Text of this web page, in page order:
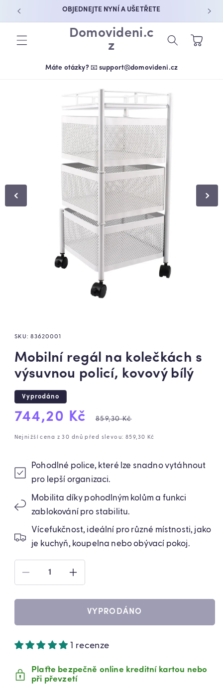
PŘEJÍT K
OBJEDNEJTE NYNÍ A UŠETŘETE
Domovideni.c
z
Košík
Máte otázky? 📧 support@domovideni.cz
SKU:83620001
Mobilní regál na kolečkách s
výsuvnou policí, kovový bílý
Vyprodáno
Výprodejová
cena
744,20 Kč
Běžná
cena
859,30 Kč
Nejnižší cena z 30 dnů před slevou: 859,30 Kč
Pohodlné police, které lze snadno vytáhnout
pro lepší organizaci.
Mobilita díky pohodlným kolům a funkci
zablokování pro stabilitu.
Vícefukčnost, ideální pro různé místnosti, jako
je kuchyň, koupelna nebo obývací pokoj.
SNÍŽIT
MNOŽSTVÍ
PRODUKTU
NA
S
POLICÍ,
KOVOVÝ
BÍLÝ
ZVÝŠIT
MNOŽSTVÍ
PRODUKTU
MOBILNÍ
REGÁL
NA
S
POLICÍ,
KOVOVÝ
VYPRODÁNO
1 recenze
Plaťte bezpečně online kreditní kartou nebo
při převzetí